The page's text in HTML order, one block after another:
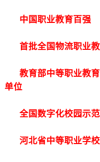
中国职业教育百强
首批全国物流职业教
教育部中等职业教育
单位
全国数字化校园示
河北省中等职业学校